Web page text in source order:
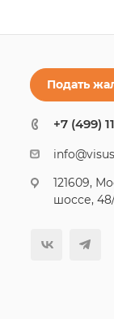
Подать
+7 (499)
121609,
шоссе,